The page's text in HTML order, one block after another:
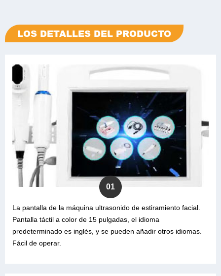
LOS DETALLES DEL PRODUCTO
01
La pantalla de la máquina ultrasonido de estiramiento facial.
Pantalla táctil a color de 15 pulgadas, el idioma
predeterminado es inglés, y se pueden añadir otros idiomas.
Fácil de operar.